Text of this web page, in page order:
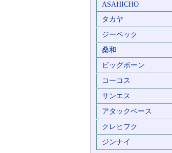
ASAHICHO
タカヤ
ジーベック
桑和
ビッグボーン
コーコス
サンエス
アタックベース
クレヒフク
ジンナイ